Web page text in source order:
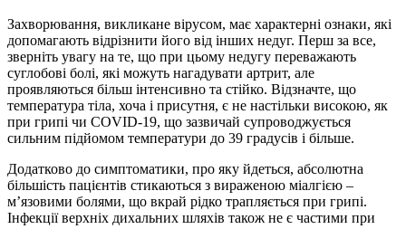
Захворювання, викликане вірусом, має характерні ознаки, які
допомагають відрізнити його від інших недуг. Перш за все,
зверніть увагу на те, що при цьому недугу переважають
суглобові болі, які можуть нагадувати артрит, але
проявляються більш інтенсивно та стійко. Відзначте, що
температура тіла, хоча і присутня, є не настільки високою, як
при грипі чи COVID-19, що зазвичай супроводжується
сильним підйомом температури до 39 градусів і більше.
Додатково до симптоматики, про яку йдеться, абсолютна
більшість пацієнтів стикаються з вираженою міалгією –
м’язовими болями, що вкрай рідко трапляється при грипі.
Інфекції верхніх дихальних шляхів також не є частими при